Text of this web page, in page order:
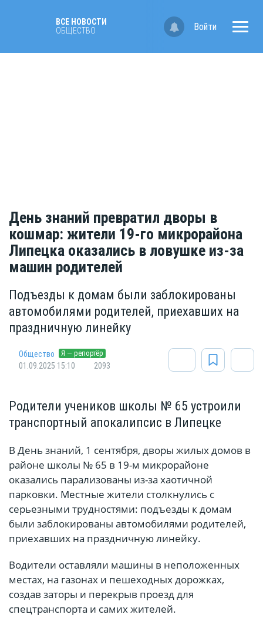
ВСЕ НОВОСТИ
ОБЩЕСТВО
Войти
День знаний превратил дворы в
кошмар: жители 19-го микрорайона
Липецка оказались в ловушке из-за
машин родителей
Подъезды к домам были заблокированы
автомобилями родителей, приехавших на
праздничную линейку
Общество Я — репортёр
01.09.2025 15:10 2093
Родители учеников школы № 65 устроили
транспортный апокалипсис в Липецке
В День знаний, 1 сентября, дворы жилых домов в
районе школы № 65 в 19-м микрорайоне
оказались парализованы из-за хаотичной
парковки. Местные жители столкнулись с
серьезными трудностями: подъезды к домам
были заблокированы автомобилями родителей,
приехавших на праздничную линейку.
Водители оставляли машины в неположенных
местах, на газонах и пешеходных дорожках,
создав заторы и перекрыв проезд для
спецтранспорта и самих жителей.